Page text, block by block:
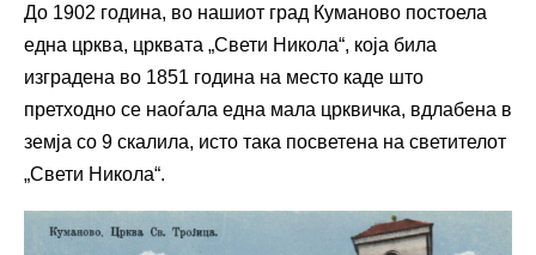
До 1902 година, во нашиот град Куманово постоела
една црква, црквата „Свети Никола“, која била
изградена во 1851 година на место каде што
претходно се наоѓала една мала црквичка, вдлабена в
земја со 9 скалила, исто така посветена на светителот
„Свети Никола“.